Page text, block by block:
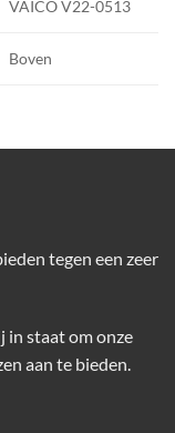
VAICO V22-0513
Boven
tegen een zeer
in staat om onze
aan te bieden.